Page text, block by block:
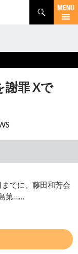
謝罪 Xで
でに、藤田和芳会
第……